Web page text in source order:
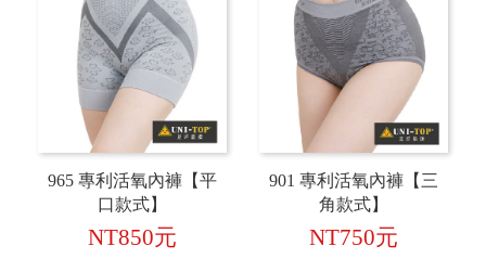
965 專利活氧內褲【平
口款式】
NT850元
901 專利活氧內褲【三
角款式】
NT750元